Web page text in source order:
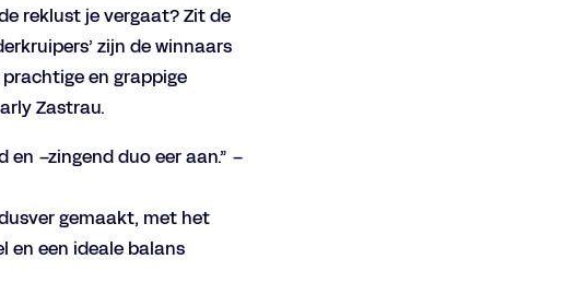
reklust je vergaat? Zit de
zijn de winnaars
en grappige
Zastrau.
–zingend duo eer aan.” –
gemaakt, met het
en een ideale balans
Inzoomen